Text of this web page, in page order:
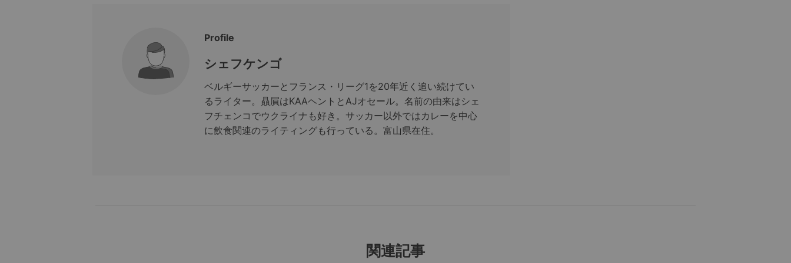
Profile
シェフケンゴ
ベルギーサッカーとフランス・リーグ1を20年近く追い続けてい
るライター。贔屓はKAAヘントとAJオセール。名前の由来はシェ
フチェンコでウクライナも好き。サッカー以外ではカレーを中心
に飲食関連のライティングも行っている。富山県在住。
関連記事